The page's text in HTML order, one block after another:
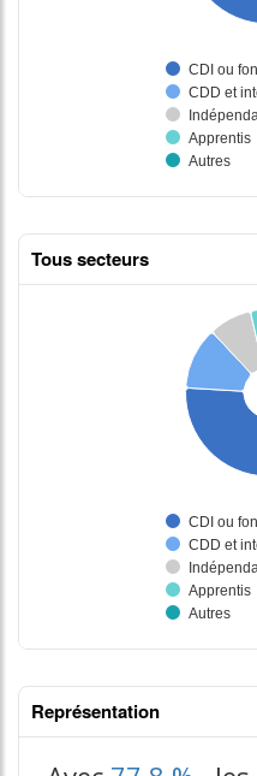
Tous secteurs
Représentation